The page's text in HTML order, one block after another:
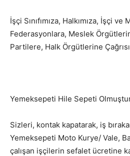
İşçi Sınıfımıza, Halkımıza, İşçi
Federasyonlara, Meslek
Partilere, Halk Örgütlerine
Yemeksepeti Hile Sepeti
Sizleri, kontak kapatarak, iş
Yemeksepeti Moto Kurye/ Vale,
çalışan işçilerin sefalet ücretine